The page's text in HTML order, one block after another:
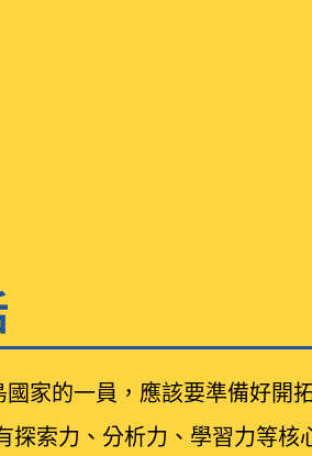
家的一員，應該要準備好開
探索力、分析力、學習力等核